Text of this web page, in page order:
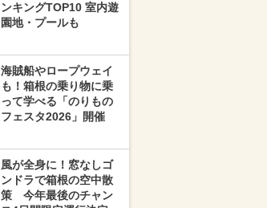
ンキングTOP10 室内遊
園地・プールも
海賊船やロープウェイ
も！箱根の乗り物に乗
って学べる「のりもの
フェスタ2026」開催
風が全身に！窓なしゴ
ンドラで箱根の空中散
策 今年最後のチャン